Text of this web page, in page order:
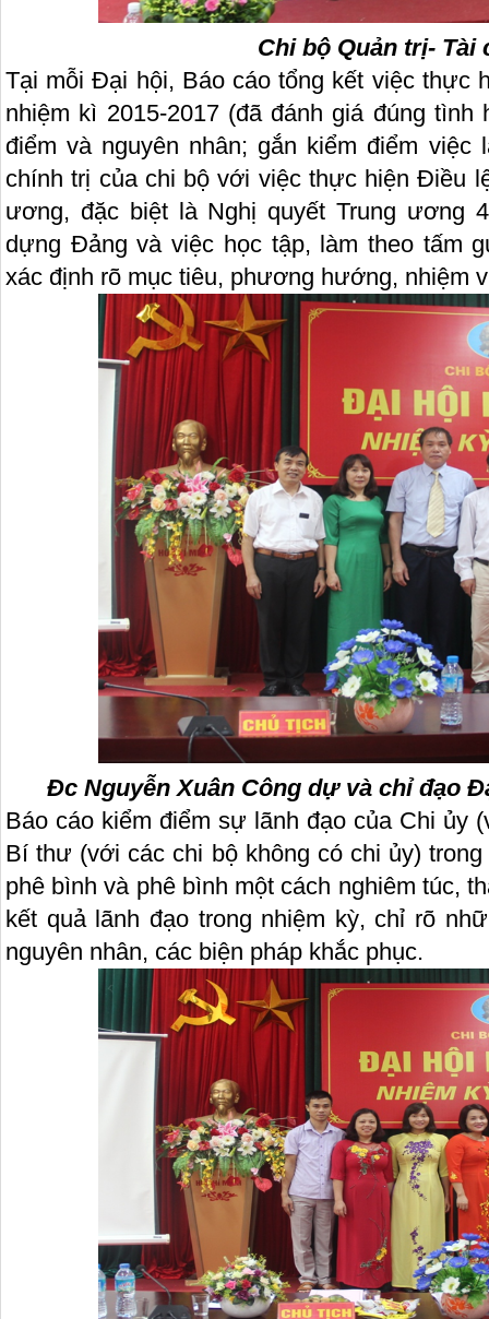
Chi bộ Quản trị- Tài
Tại mỗi Đại hội, Báo cáo tổng kết việc thực
nhiệm kì 2015-2017 (đã đánh giá đúng
điểm và nguyên nhân; gắn kiểm điểm việc
chính trị của chi bộ với việc thực hiện Điều
ương, đặc biệt là Nghị quyết Trung ương
dựng Đảng và việc học tập, làm theo tấm
xác định rõ mục tiêu, phương hướng, nhiệm
Đc Nguyễn Xuân Công dự và chỉ đạo
Báo cáo kiểm điểm sự lãnh đạo của Chi ủy
Bí thư (với các chi bộ không có chi ủy)
phê bình và phê bình một cách nghiêm túc,
kết quả lãnh đạo trong nhiệm kỳ, chỉ rõ
nguyên nhân, các biện pháp khắc phục.